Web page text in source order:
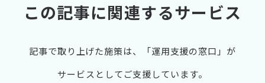
この記事に関連するサービス
記事で取り上げた施策は、「運用支援の窓口」が
サービスとしてご支援しています。